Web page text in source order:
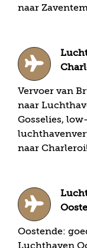
naar
Vervoer van
naar
Gosselies,
naar Charleroi!
Oostende:
Luchthaven